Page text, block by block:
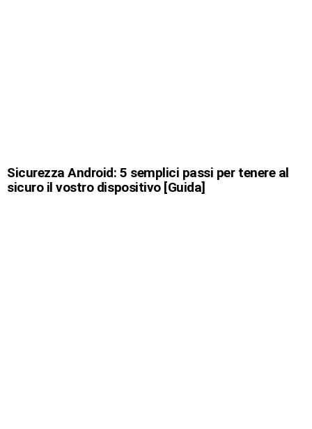
Sicurezza Android: 5 semplici passi per tenere al
sicuro il vostro dispositivo [Guida]